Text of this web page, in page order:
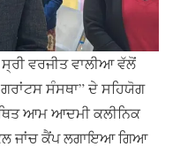
ਵਰਜੀਤ ਵਾਲੀਆ ਵੱਲੋਂ
ਸੰਸਥਾ” ਦੇ ਸਹਿਯੋਗ
ਆਮ ਆਦਮੀ ਕਲੀਨਿਕ
ਜਾਂਚ ਕੈਂਪ ਲਗਾਇਆ ਗਿਆ